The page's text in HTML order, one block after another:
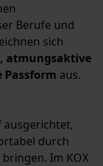
Berufe und
sich
atmungsaktive
Passform aus.
ausgerichtet,
durch
Im KOX